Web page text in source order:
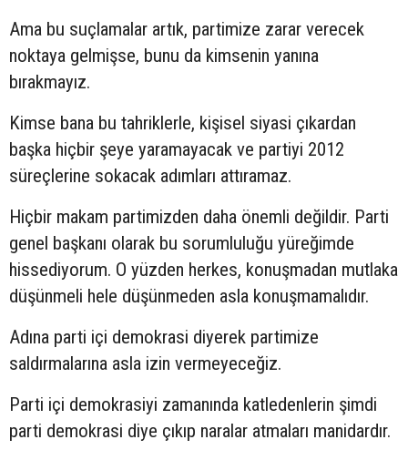
Ama bu suçlamalar artık, partimize zarar verecek
noktaya gelmişse, bunu da kimsenin yanına
bırakmayız.
Kimse bana bu tahriklerle, kişisel siyasi çıkardan
başka hiçbir şeye yaramayacak ve partiyi 2012
süreçlerine sokacak adımları attıramaz.
Hiçbir makam partimizden daha önemli değildir. Parti
genel başkanı olarak bu sorumluluğu yüreğimde
hissediyorum. O yüzden herkes, konuşmadan mutlaka
düşünmeli hele düşünmeden asla konuşmamalıdır.
Adına parti içi demokrasi diyerek partimize
saldırmalarına asla izin vermeyeceğiz.
Parti içi demokrasiyi zamanında katledenlerin şimdi
parti demokrasi diye çıkıp naralar atmaları manidardır.